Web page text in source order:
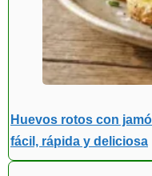
Huevos rotos con
fácil, rápida y deliciosa